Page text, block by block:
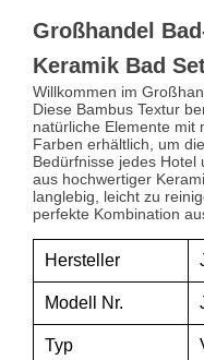
Großhandel
Keramik Bad
Willkommen im
Diese Bambus Textur
natürliche Elemente mit
Farben erhältlich, um
Bedürfnisse jedes
aus hochwertiger
langlebig, leicht zu
perfekte Kombination
Hersteller
Modell Nr.
Typ